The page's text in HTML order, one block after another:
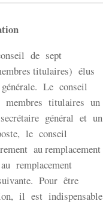
de sept
titulaires) élus
Le conseil
membres titulaires un
général et un
le conseil
au remplacement
remplacement
Pour être
il est indispensable